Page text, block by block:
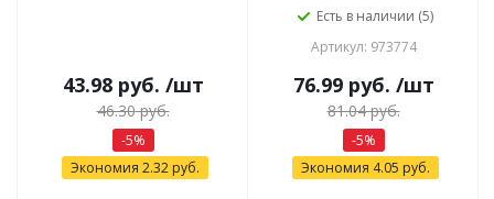
43.98руб. /шт
46.30руб.
-5%
Экономия 2.32руб.
Есть в наличии (5)
Артикул: 973774
76.99руб. /шт
81.04руб.
-5%
Экономия 4.05 руб.